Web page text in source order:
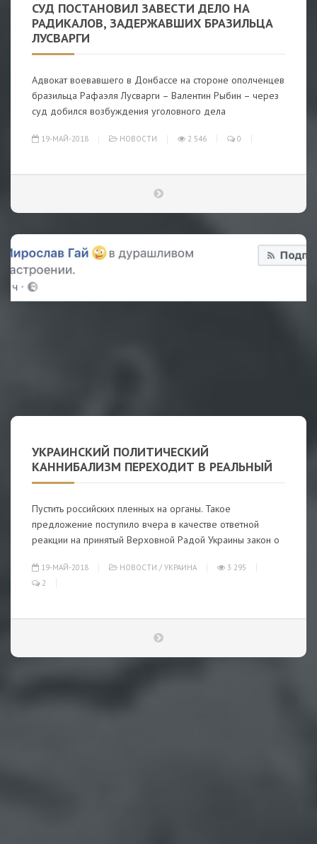
СУД ПОСТАНОВИЛ ЗАВЕСТИ ДЕЛО НА
РАДИКАЛОВ, ЗАДЕРЖАВШИХ БРАЗИЛЬЦА
ЛУСВАРГИ
Адвокат воевавшего в Донбассе на стороне ополченцев
бразильца Рафаэля Лусварги – Валентин Рыбин – через
суд добился возбуждения уголовного дела
19-МАЙ-2018 НОВОСТИ 2 546 0
УКРАИНСКИЙ ПОЛИТИЧЕСКИЙ
КАННИБАЛИЗМ ПЕРЕХОДИТ В РЕАЛЬНЫЙ
Пустить российских пленных на органы. Такое
предложение поступило вчера в качестве ответной
реакции на принятый Верховной Радой Украины закон о
19-МАЙ-2018 НОВОСТИ / УКРАИНА
3 295
2